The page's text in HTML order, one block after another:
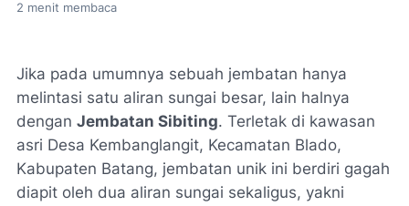
2 menit membaca
Jika pada umumnya sebuah jembatan hanya
melintasi satu aliran sungai besar, lain halnya
dengan Jembatan Sibiting. Terletak di kawasan
asri Desa Kembanglangit, Kecamatan Blado,
Kabupaten Batang, jembatan unik ini berdiri gagah
diapit oleh dua aliran sungai sekaligus, yakni